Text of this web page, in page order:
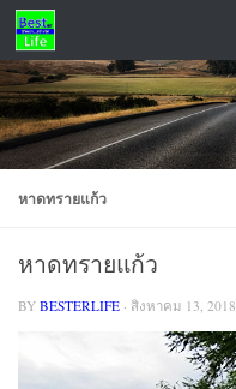
Skip to content
หาดทรายแก้ว
หาดทรายแก้ว
BY BESTERLIFE · สิงหาคม 13, 2018